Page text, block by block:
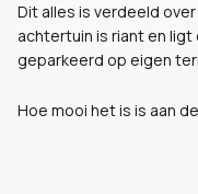
Dit alles is verdeeld
achtertuin is riant en
geparkeerd op eigen
Hoe mooi het is is aan